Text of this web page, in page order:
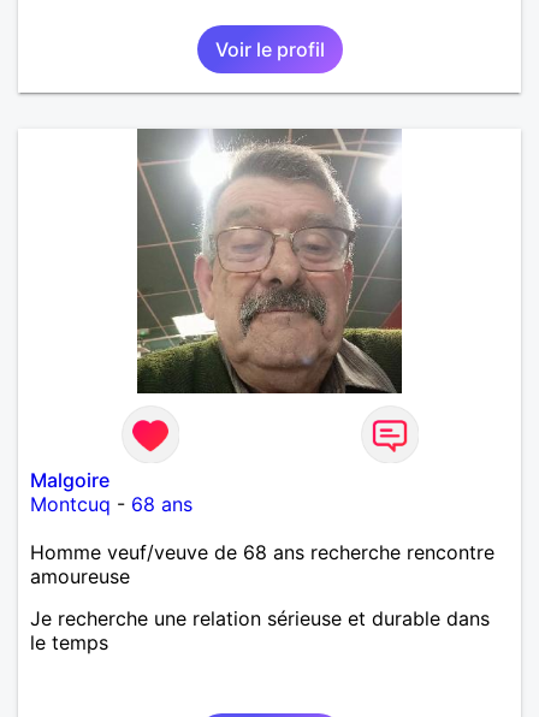
Voir le profil
Malgoire
Montcuq - 68 ans
Homme veuf/veuve de 68 ans recherche rencontre
amoureuse
Je recherche une relation sérieuse et durable dans
le temps